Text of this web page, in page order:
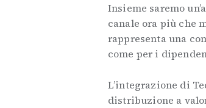
Insieme saremo
canale ora più che
rappresenta una
come per i
L’integrazione di
distribuzione a